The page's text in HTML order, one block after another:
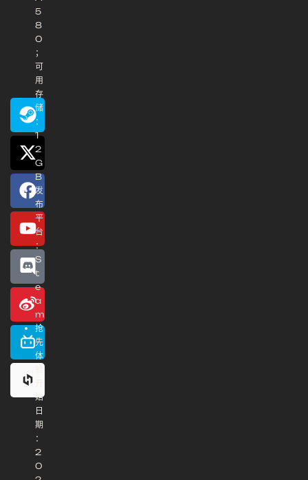
5
8
0
；
可
用
存
储
：
1
2
G
B
发
布
平
台
：
S
t
e
a
m
抢
先
体
始
日
期
：
2
0